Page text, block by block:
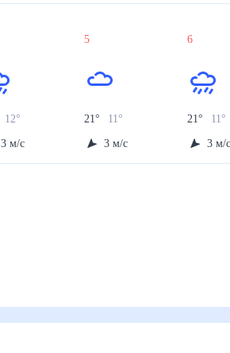
12°
3 м/с
5
21° 11°
3 м/с
6
21° 11°
3 м/